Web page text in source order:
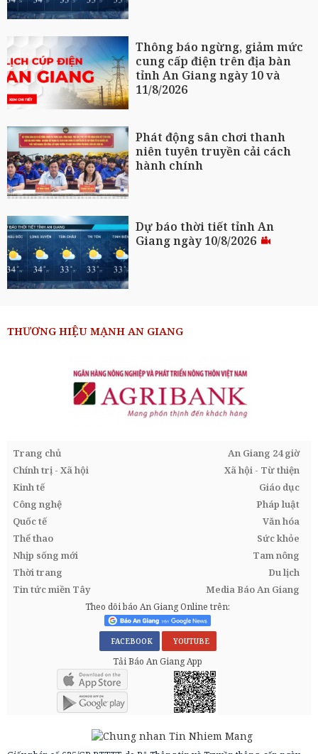
Thông báo ngừng, giảm mức
cung cấp điện trên địa bàn
tỉnh An Giang ngày 10 và
11/8/2026
Phát động sân chơi thanh
niên tuyên truyền cải cách
hành chính
Dự báo thời tiết tỉnh An
Giang ngày 10/8/2026
THƯƠNG HIỆU MẠNH AN GIANG
Trang chủ
An Giang 24 giờ
Chính trị - Xã hội
Xã hội - Từ thiện
Kinh tế
Giáo dục
Công nghệ
Pháp luật
Quốc tế
Văn hóa
Thể thao
Sức khỏe
Nhịp sống mới
Tam nông
Thời trang
Du lịch
Tin tức miền Tây
Media Báo An Giang
Theo dõi báo An Giang Online trên:
FACEBOOK YOUTUBE
Tải Báo An Giang App